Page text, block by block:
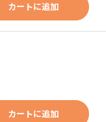
カートに追加
カートに追加